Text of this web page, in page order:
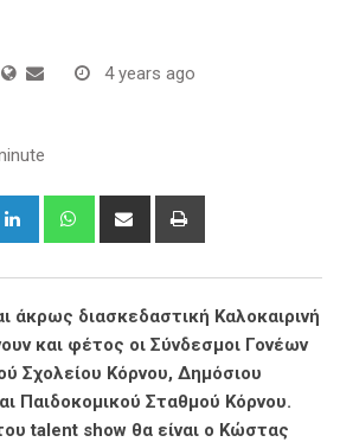
4 years ago
LinkedIn WhatsappShare
άκρως διασκεδαστική Καλοκαιρινή
και φέτος οι Σύνδεσμοι Γονέων
Σχολείου Κόρνου, Δημόσιου
Παιδοκομικού Σταθμού Κόρνου.
talent show θα είναι ο Κώστας